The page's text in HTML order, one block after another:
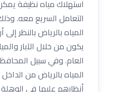
استهلاك مياه نظيفة
التعامل السريع معه.
يكون من خلال الآبار
العام. وفي سبيل
المياه بالرياض من
أنظارهم عليها في